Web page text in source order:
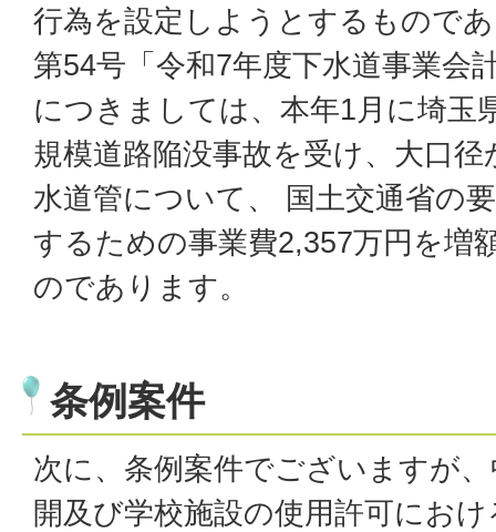
行為を設定しようとするもので
第54号「令和7年度下水道事業会
につきましては、本年1月に埼玉
規模道路陥没事故を受け、大口
水道管について、 国土交通省の
するための事業費2,357万円を増
のであります。
条例案件
次に、条例案件でございますが
開及び学校施設の使用許可にお